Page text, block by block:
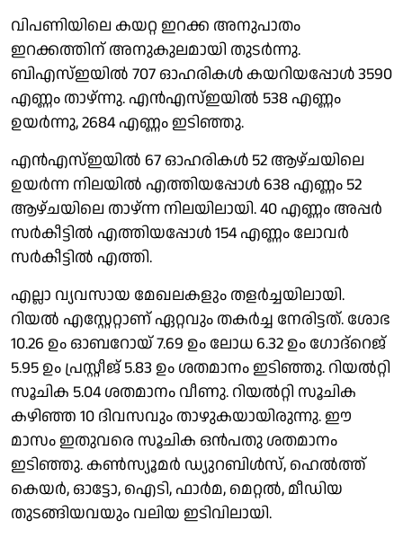
വിപണിയിലെ കയറ്റ ഇറക്ക അനുപാതം
ഇറക്കത്തിന് അനുകുലമായി തുടർന്നു.
ബിഎസ്ഇയിൽ 707 ഓഹരികൾ കയറിയപ്പോൾ 3590
എണ്ണം താഴ്‌ന്നു. എൻഎസ്ഇയിൽ 538 എണ്ണം
ഉയർന്നു, 2684 എണ്ണം ഇടിഞ്ഞു.
എൻഎസ്ഇയിൽ 67 ഓഹരികൾ 52 ആഴ്ചയിലെ
ഉയർന്ന നിലയിൽ എത്തിയപ്പോൾ 638 എണ്ണം 52
ആഴ്ചയിലെ താഴ്‌ന്ന നിലയിലായി. 40 എണ്ണം അപ്പർ
സർകീട്ടിൽ എത്തിയപ്പോൾ 154 എണ്ണം ലോവർ
സർകീട്ടിൽ എത്തി.
എല്ലാ വ്യവസായ മേഖലകളും തളർച്ചയിലായി.
റിയൽ എസ്റ്റേറ്റാണ് ഏറ്റവും തകർച്ച നേരിട്ടത്. ശോഭ
10.26 ഉം ഓബറോയ് 7.69 ഉം ലോധ 6.32 ഉം ഗോദ്റെജ്
5.95 ഉം പ്രസ്റ്റീജ് 5.83 ഉം ശതമാനം ഇടിഞ്ഞു. റിയൽറ്റി
സൂചിക 5.04 ശതമാനം വീണു. റിയൽറ്റി സൂചിക
കഴിഞ്ഞ 10 ദിവസവും താഴുകയായിരുന്നു. ഈ
മാസം ഇതുവരെ സൂചിക ഒൻപതു ശതമാനം
ഇടിഞ്ഞു. കൺസ്യൂമർ ഡ്യുറബിൾസ്, ഹെൽത്ത്
കെയർ, ഓട്ടോ, ഐടി, ഫാർമ, മെറ്റൽ, മീഡിയ
തുടങ്ങിയവയും വലിയ ഇടിവിലായി.